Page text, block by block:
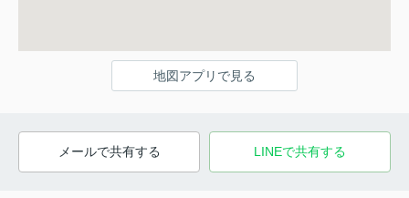
地図アプリで見る
メールで共有する LINEで共有する